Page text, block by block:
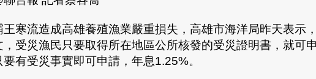
王寒流造成高雄養殖漁業嚴重損失，高雄市海洋局昨天表示
，受災漁民只要取得所在地區公所核發的受災證明書，就可
要有受災事實即可申請，年息1.25%。